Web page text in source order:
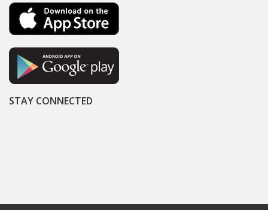
STAY CONNECTED